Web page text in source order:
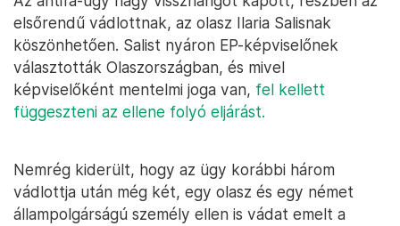
elsőrendű vádlottnak, az olasz Ilaria Salisnak
köszönhetően. Salist nyáron EP-képviselőnek
választották Olaszországban, és mivel
képviselőként mentelmi joga van, fel kellett
függeszteni az ellene folyó eljárást.
Nemrég kiderült, hogy az ügy korábbi három
vádlottja után még két, egy olasz és egy német
állampolgárságú személy ellen is vádat emelt a